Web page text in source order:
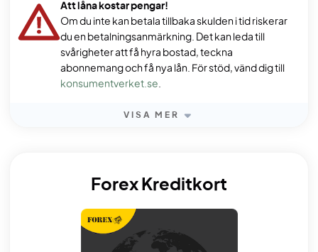
Att låna kostar pengar!
Om du inte kan betala tillbaka skulden i tid riskerar
du en betalningsanmärkning. Det kan leda till
svårigheter att få hyra bostad, teckna
abonnemang och få nya lån. För stöd, vänd dig till
konsumentverket.se.
VISA MER
Forex Kreditkort